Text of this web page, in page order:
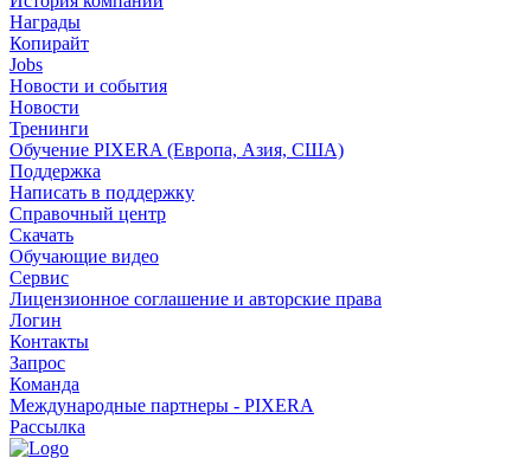
Награды
Копирайт
Jobs
Новости и события
Новости
Тренинги
Обучение PIXERA (Европа, Азия, США)
Поддержка
Написать в поддержку
Справочный центр
Скачать
Обучающие видео
Сервис
Лицензионное соглашение и авторские права
Логин
Контакты
Запрос
Команда
Международные партнеры - PIXERA
Рассылка